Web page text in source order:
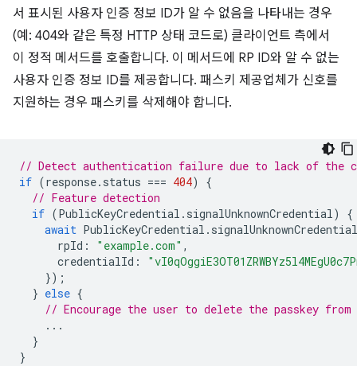
서 표시된 사용자 인증 정보 ID가 알 수 없음을 나타내는 경우
(예: 404와 같은 특정 HTTP 상태 코드로) 클라이언트 측에서
이 정적 메서드를 호출합니다. 이 메서드에 RP ID와 알 수 없는
사용자 인증 정보 ID를 제공합니다. 패스키 제공업체가 신호를
지원하는 경우 패스키를 삭제해야 합니다.
// Detect authentication failure due to lack of the
if (response. status === 404)
{
// Feature detection
if (PublicKeyCredential . signalUnknownCredential )
{
await PublicKeyCredential . signalUnknownCredential
rpId : "example.com" ,
credentialId :
});
} else {
// Encourage the user to delete the passkey from
...
}
}